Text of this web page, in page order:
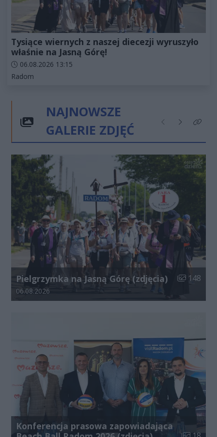
Tysiące wiernych z naszej diecezji wyruszyło
właśnie na Jasną Górę!
Data dodania artykułu:
06.08.2026 13:15
Kategorie artykułu:
Radom
NAJNOWSZE
GALERIE ZDJĘĆ
Poprzednie
NastępneKliknij
Pielgrzymka na Jasną Górę (zdjęcia) Liczba
148
Data dodania galerii:
06.08.2026
Konferencja prasowa zapowiadająca